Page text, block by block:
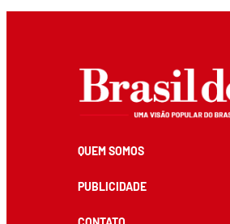
QUEM SOMOS
PUBLICIDADE